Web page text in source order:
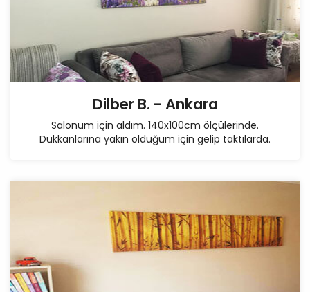
Dilber B. - Ankara
Salonum için aldım. 140x100cm ölçülerinde.
Dukkanlarına yakın olduğum için gelip taktılarda.